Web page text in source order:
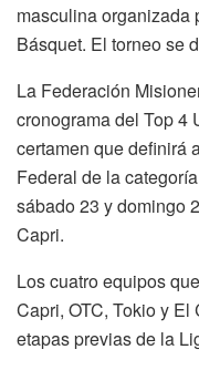
masculina organizada
Básquet. El torneo se
La Federación
cronograma del Top 4
certamen que definirá
Federal de la
sábado 23 y domingo
Capri.
Los cuatro equipos
Capri, OTC, Tokio y
etapas previas de la